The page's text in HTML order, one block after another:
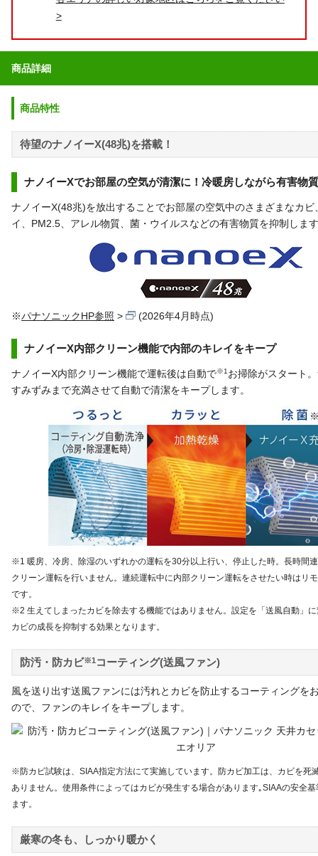
>
商品詳細
商品特性
待望のナノイーX(48兆)を搭載！
ナノイーXでお部屋の空気が清潔に！冷暖房しながら有害物
ナノイーX(48兆)を放出することでお部屋の空気中のさまざまなカビ
イ、PM2.5、アレル物質、菌・ウイルスなどの有害物質を抑制しま
※パナソニックHP参照 (2026年4月時点)
ナノイーX内部クリーン機能で内部のキレイをキープ
ナノイーX内部クリーン機能で運転後は自動で※1お掃除がスタート
すみずみまで充満させて自動で清潔をキープします。
※1 暖房、冷房、除湿のいずれかの運転を30分以上行い、停止した時。長時間
クリーン運転を行いません。連続運転中に内部クリーン運転をさせたい時はリ
です。
※2 生えてしまったカビを除去する機能ではありません。設定を「送風自動」
カビの成長を抑制する効果となります。
防汚・防カビ※1 コーティング(送風ファン)
風を送り出す送風ファンには汚れとカビを防止するコーティングを
ので、ファンのキレイをキープします。
※防カビ試験は、SIAA指定方法にて実施しています。防カビ加工は、カビを死
ありません。使用条件によってはカビが発生する場合があります｡SIAAの安全
ます。
厳寒の冬も、しっかり暖かく